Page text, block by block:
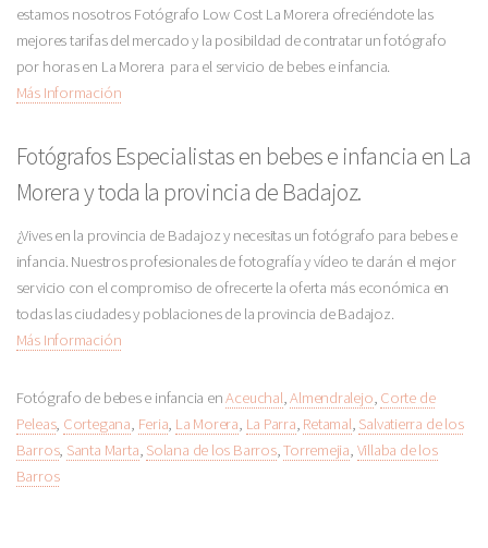
estamos nosotros Fotógrafo Low Cost La Morera ofreciéndote las
mejores tarifas del mercado y la posibildad de contratar un fotógrafo
por horas en La Morera para el servicio de bebes e infancia.
Más Información
Fotógrafos Especialistas en bebes e infancia en La
Morera y toda la provincia de Badajoz.
¿Vives en la provincia de Badajoz y necesitas un fotógrafo para bebes e
infancia. Nuestros profesionales de fotografía y vídeo te darán el mejor
servicio con el compromiso de ofrecerte la oferta más económica en
todas las ciudades y poblaciones de la provincia de Badajoz.
Más Información
Fotógrafo de bebes e infancia enAceuchal,Almendralejo, Corte de
Peleas, Cortegana, Feria, La Morera, La Parra, Retamal, Salvatierra de los
Barros, Santa Marta, Solana de los Barros,Torremejia, Villaba de los
Barros